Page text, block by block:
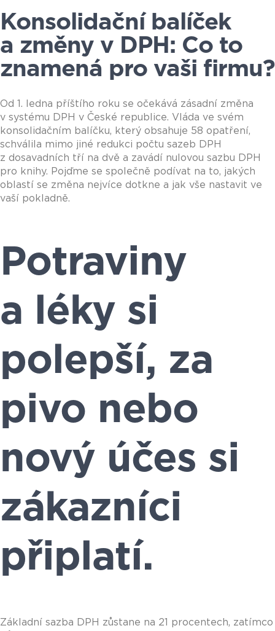
Konsolidační balíček
a změny v DPH: Co to
znamená pro vaši firmu?
Od 1. ledna příštího roku se očekává zásadní změna
v systému DPH v České republice. Vláda ve svém
konsolidačním balíčku, který obsahuje 58 opatření,
schválila mimo jiné redukci počtu sazeb DPH
z dosavadních tří na dvě a zavádí nulovou sazbu DPH
pro knihy. Pojďme se společně podívat na to, jakých
oblastí se změna nejvíce dotkne a jak vše nastavit ve
vaší pokladně.
Potraviny
a léky si
polepší, za
pivo nebo
nový účes si
zákazníci
připlatí.
Základní sazba DPH zůstane na 21 procentech, zatímco